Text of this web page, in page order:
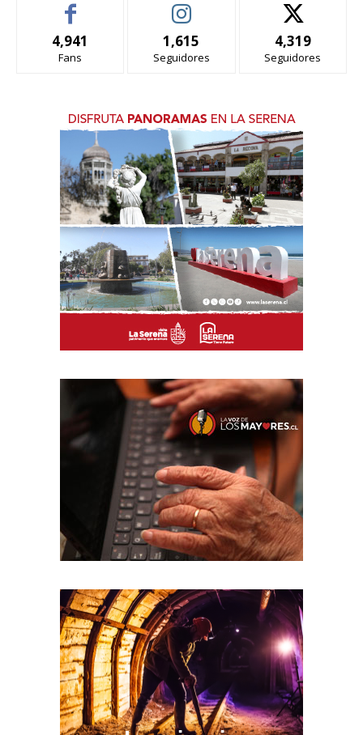
4,941
Fans
1,615
Seguidores
4,319
Seguidores